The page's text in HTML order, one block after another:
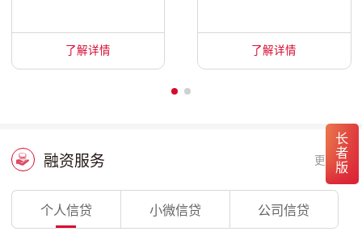
长者版
了解详情 了解详情
融资服务 更多
个人信贷 小微信贷 公司信贷